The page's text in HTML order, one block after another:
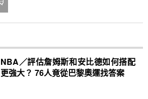
NBA／評估詹姆斯和安比德如何搭配
更強大？ 76人竟從巴黎奧運找答案